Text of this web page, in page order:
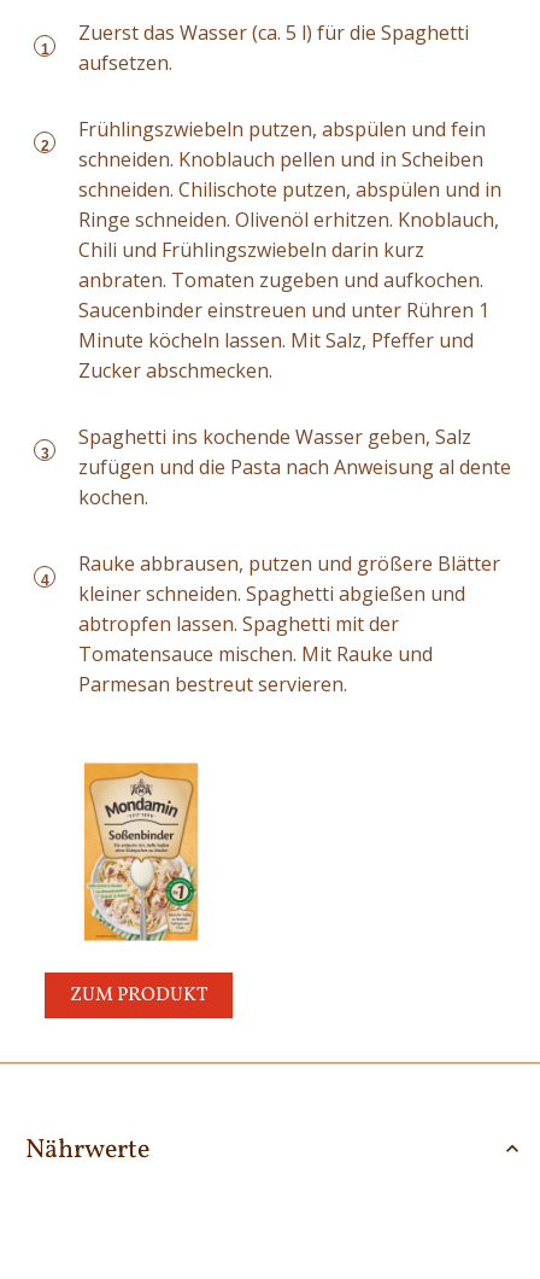
1
Zuerst das Wasser (ca. 5 l) für die Spaghetti
aufsetzen.
2
Frühlingszwiebeln putzen, abspülen und fein
schneiden. Knoblauch pellen und in Scheiben
schneiden. Chilischote putzen, abspülen und in
Ringe schneiden. Olivenöl erhitzen. Knoblauch,
Chili und Frühlingszwiebeln darin kurz
anbraten. Tomaten zugeben und aufkochen.
Saucenbinder einstreuen und unter Rühren 1
Minute köcheln lassen. Mit Salz, Pfeffer und
Zucker abschmecken.
3
Spaghetti ins kochende Wasser geben, Salz
zufügen und die Pasta nach Anweisung al dente
kochen.
4
Rauke abbrausen, putzen und größere Blätter
kleiner schneiden. Spaghetti abgießen und
abtropfen lassen. Spaghetti mit der
Tomatensauce mischen. Mit Rauke und
Parmesan bestreut servieren.
ZUM PRODUKT
Nährwerte